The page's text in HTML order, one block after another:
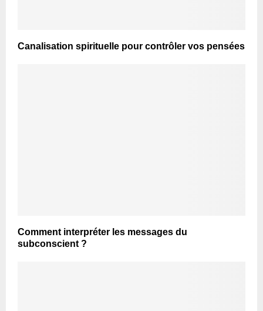
Canalisation spirituelle pour contrôler vos pensées
Comment interpréter les messages du
subconscient ?